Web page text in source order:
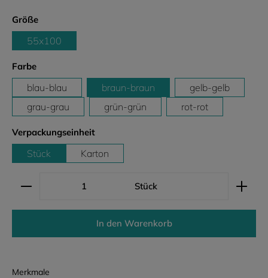
Größeauswählen
55x100
Farbeauswählen
blau-blau braun-braun
gelb-gelb
grau-grau
grün-grün rot-rot
Verpackungseinheitauswählen
Stück Karton
Produkt Anzahl: Gib den gewünschten Wert ein
Stück
In den Warenkorb
Merkmale